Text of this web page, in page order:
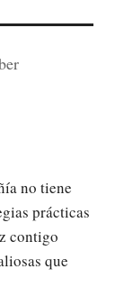
no tiene
prácticas
contigo
que